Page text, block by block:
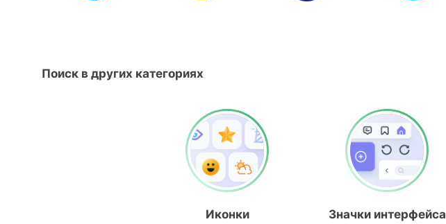
Поиск в других категориях
Иконки Значки интерфейса